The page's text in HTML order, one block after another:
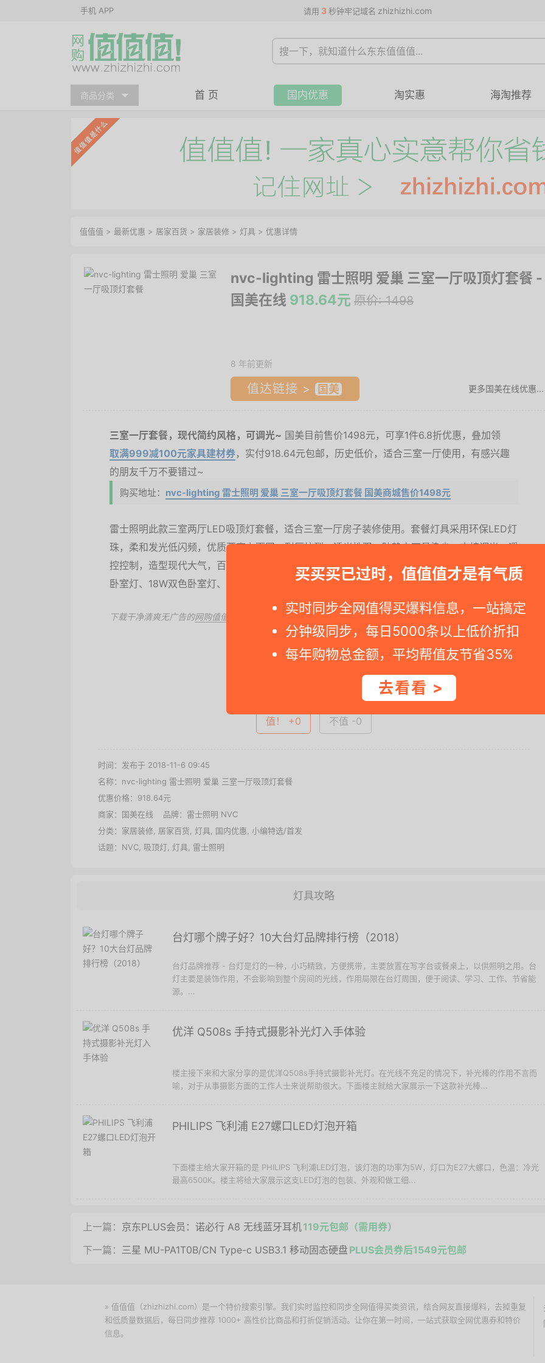
手机 APP 请用 3 秒钟牢记域名 zhizhizhi.com
商品分类 首 页 国内优惠 淘实惠 海淘推荐
买买买已过时，值值值才是有气质
实时同步全网值得买爆料信息，一站搞定
分钟级同步，每日5000条以上低价折扣
每年购物总金额，平均帮值友节省35%
去看看 >
值值值 > 最新优惠 > 居家百货 > 家居装修 > 灯具 > 优惠详情
nvc-lighting 雷士照明 爱巢 三室一厅吸顶灯套餐 -
国美在线 918.64元 原价: 1498
8 年前更新
值达链接 > 更多国美在线优惠...
三室一厅套餐，现代简约风格，可调光~ 国美目前售价1498元，可享1件6.8折优惠，叠加领
取满999减100元家具建材券，实付918.64元包邮，历史低价，适合三室一厅使用，有感兴趣
的朋友千万不要错过~
购买地址： nvc-lighting 雷士照明 爱巢 三室一厅吸顶灯套餐 国美商城售价1498元
雷士照明此款三室两厅LED吸顶灯套餐，适合三室一厅房子装修使用。套餐灯具采用环保LED灯
珠，柔和发光低闪频，优质亚克力面罩，耐压抗裂，透光性强，防静电不易染尘。支持调光，遥
控控制，造型现代大气，百搭各种装修风格。包含72W遥控调光客厅灯、24W非隔离分段调光
卧室灯、18W双色卧室灯、18W双色卧室灯。
下载干净清爽无广告的网购值值值App ，第一时间得到内部特价；点此领取隐藏优惠券 ，先领券再下单。
查看完整图文 >
值！ +0 不值 -0
时间：发布于 2018-11-6 09:45
名称： nvc-lighting 雷士照明 爱巢 三室一厅吸顶灯套餐
优惠价格： 918.64元
商家： 国美在线 品牌： 雷士照明 NVC
分类： 家居装修 居家百货 灯具 国内优惠 小编特选/首发
话题： NVC 吸顶灯 灯具 雷士照明
灯具攻略
台灯哪个牌子好？10大台灯品牌排行榜（2018）
台灯品牌推荐 - 台灯是灯的一种，小巧精致，方便携带，主要放置在写字台或餐桌上，以供照明之用。台
灯主要是装饰作用，不会影响到整个房间的光线，作用局限在台灯周围，便于阅读、学习、工作、节省能
源。...
优洋 Q508s 手持式摄影补光灯入手体验
楼主接下来和大家分享的是优洋Q508s手持式摄影补光灯。在光线不充足的情况下，补光棒的作用不言而
喻，对于从事摄影方面的工作人士来说帮助很大。下面楼主就给大家展示一下这款补光棒...
PHILIPS 飞利浦 E27螺口LED灯泡开箱
下面楼主给大家开箱的是 PHILIPS 飞利浦LED灯泡，该灯泡的功率为5W，灯口为E27大螺口，色温：冷光
最高6500K。楼主将给大家展示这支LED灯泡的包装、外观和做工细...
上一篇： 京东PLUS会员：诺必行 A8 无线蓝牙耳机119元包邮（需用券）
下一篇： 三星 MU-PA1T0B/CN Type-c USB3.1 移动固态硬盘PLUS会员券后1549元包邮
» 值值值（zhizhizhi.com）是一个特价搜索引擎。我们实时监控和同步全网值得买类资讯，结合网友直接爆料，去掉重复
和低质量数据后，每日同步推荐 1000+ 高性价比商品和打折促销活动。让你在第一时间，一站式获取全网优惠券和特价
信息。